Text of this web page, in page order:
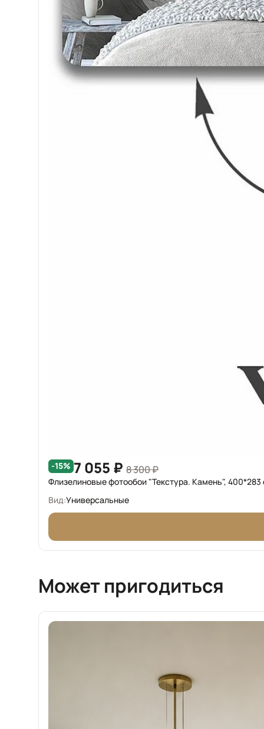
-15% 7 055 ₽ 8 300 ₽
Флизелиновые фотообои "Текстура. Камень",
Вид:Универсальные
Может пригодиться